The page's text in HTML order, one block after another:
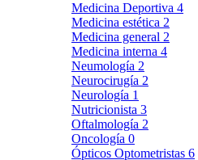
Medicina Deportiva 4
Medicina estética 2
Medicina general 2
Medicina interna 4
Neumología 2
Neurocirugía 2
Neurología 1
Nutricionista 3
Oftalmología 2
Oncología 0
Ópticos Optometristas 6